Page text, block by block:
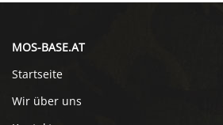
MOS-BASE.AT
Startseite
Wir über uns